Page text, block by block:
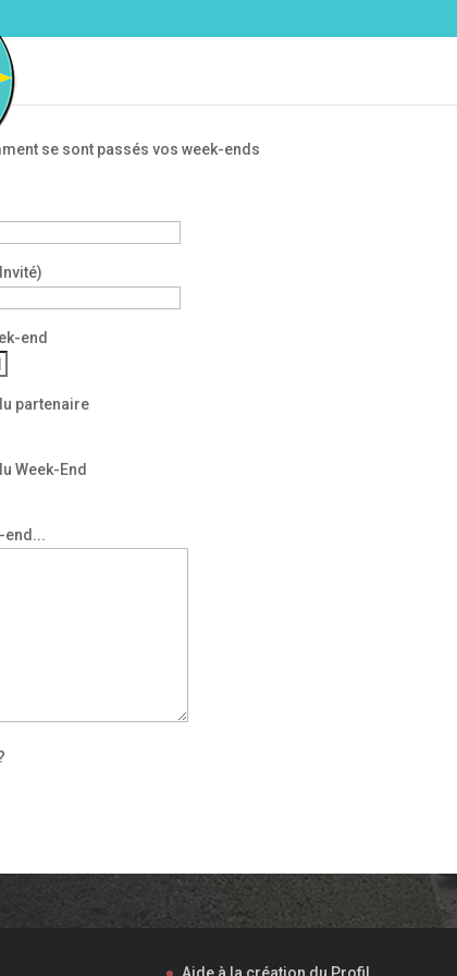
se sont passés vos week-ends
end
partenaire
Week-End
end...